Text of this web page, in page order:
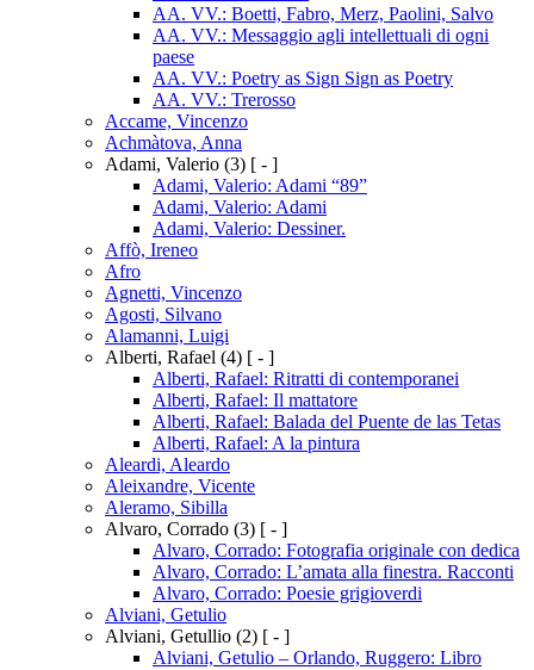
AA. VV.: Boetti, Fabro, Merz, Paolini, Salvo
AA. VV.: Messaggio agli intellettuali di ogni
paese
AA. VV.: Poetry as Sign Sign as Poetry
AA. VV.: Trerosso
Accame, Vincenzo
Achmàtova, Anna
Adami, Valerio (3) [ - ]
Adami, Valerio: Adami “89”
Adami, Valerio: Adami
Adami, Valerio: Dessiner.
Affò, Ireneo
Afro
Agnetti, Vincenzo
Agosti, Silvano
Alamanni, Luigi
Alberti, Rafael (4) [ - ]
Alberti, Rafael: Ritratti di contemporanei
Alberti, Rafael: Il mattatore
Alberti, Rafael: Balada del Puente de las Tetas
Alberti, Rafael: A la pintura
Aleardi, Aleardo
Aleixandre, Vicente
Aleramo, Sibilla
Alvaro, Corrado (3) [ - ]
Alvaro, Corrado: Fotografia originale con dedica
Alvaro, Corrado: L’amata alla finestra. Racconti
Alvaro, Corrado: Poesie grigioverdi
Alviani, Getulio
Alviani, Getullio (2) [ - ]
Alviani, Getulio – Orlando, Ruggero: Libro